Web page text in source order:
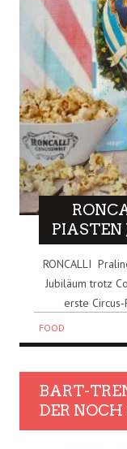
PIASTEN
RONCALLI
Jubiläum trotz
erste
FOOD
BART-
DER NOCH